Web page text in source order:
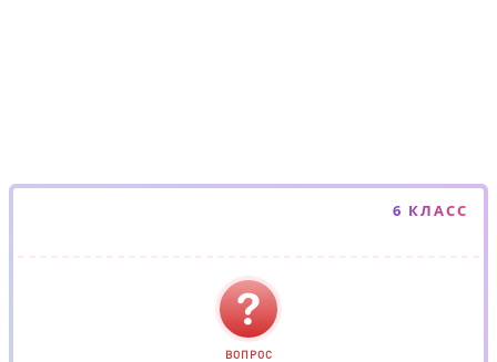
6 КЛАСС
ВОПРОС